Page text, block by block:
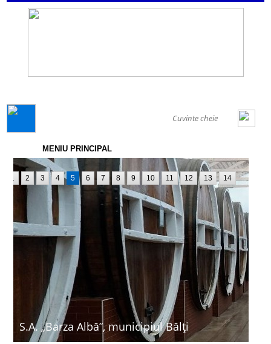
MENIU PRINCIPAL
S.A. „Barza Albă”, municipiul Bălți
1 2 3 4 5 6 7 8 9 10 11 12 13 14